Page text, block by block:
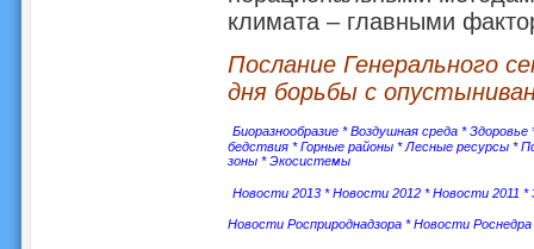
климата – главными
Послание Генерального
дня борьбы с
Биоразнообразие *Воздушная среда *Здоровье
бедствия *Горные районы *Лесные ресурсы *
зоны *Экосистемы
Новости 2013*Новости 2012*Новости 2011 *
Новости Росприроднадзора*Новости Роснедра